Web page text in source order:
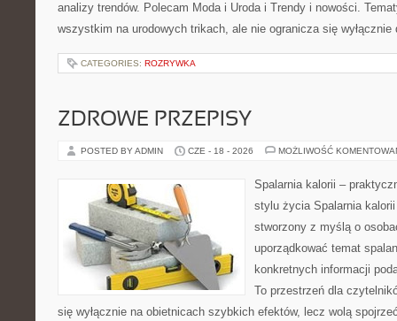
analizy trendów. Polecam Moda i Uroda i Trendy i nowości.
wszystkim na urodowych trikach, ale nie ogranicza się
CATEGORIES: ROZRYWKA
ZDROWE PRZEPISY
POSTED BY ADMIN CZE - 18 - 2026 MOŻLIWOŚĆ
Spalarnia kalorii –
stylu życia Spalarnia
stworzony z myślą o
uporządkować temat
konkretnych informacji
To przestrzeń dla
się wyłącznie na obietnicach szybkich efektów, lecz wolą